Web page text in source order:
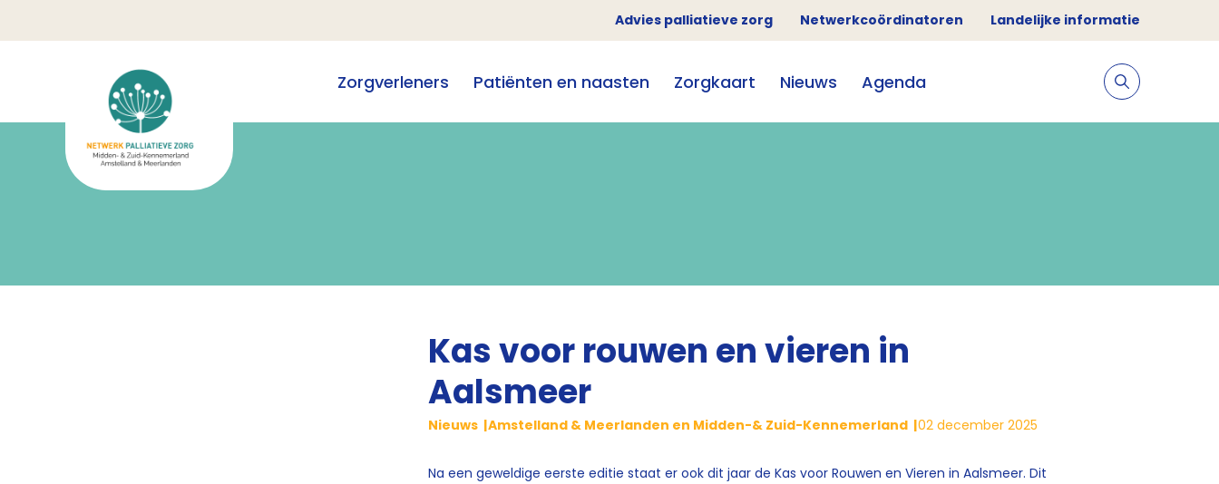
Advies palliatieve zorg Netwerkcoördinatoren Landelijke informatie
Zorgverleners Patiënten en naasten Zorgkaart Nieuws Agenda
Kas voor rouwen en vieren in
Aalsmeer
Nieuws Amstelland & Meerlanden en Midden-& Zuid-Kennemerland 02 december 2025
Na een geweldige eerste editie staat er ook dit jaar de Kas voor Rouwen en Vieren in Aalsmeer. Dit